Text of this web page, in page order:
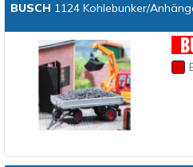
BUSCH 1124 Kohlebunker/